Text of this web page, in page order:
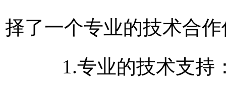
择了一个专业的技术合
1.专业的技术支持：